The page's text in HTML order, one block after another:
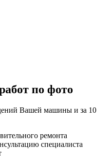
по фото
Вашей машины и за 10
ремонта
специалиста